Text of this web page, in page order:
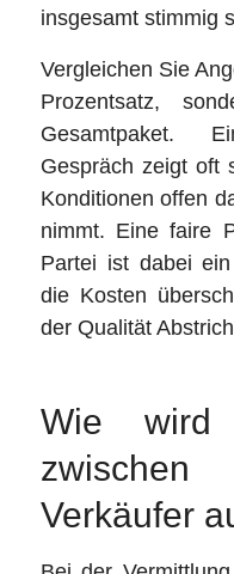
insgesamt stimmig
Vergleichen Sie
Prozentsatz,
Gesamtpaket.
Gespräch zeigt oft
Konditionen offen
nimmt. Eine faire
Partei ist dabei
die Kosten
der Qualität
Wie wird
Verkäufer